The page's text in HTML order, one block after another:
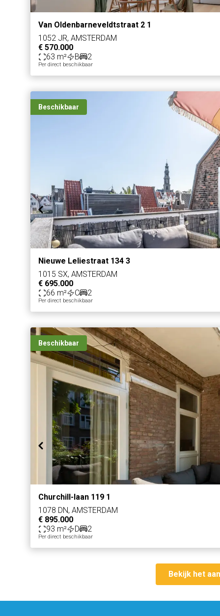
Van Oldenbarneveldtstraat 2 1
1052 JR, AMSTERDAM
€ 570.000
63 m²
B 2
Per direct beschikbaar
Beschikbaar
Nieuwe Leliestraat 134 3
1015 SX, AMSTERDAM
€ 695.000
66 m²
C 2
Per direct beschikbaar
Beschikbaar
Churchill-laan 119 1
1078 DN, AMSTERDAM
€ 895.000
93 m²
D 2
Per direct beschikbaar
Bekijk het